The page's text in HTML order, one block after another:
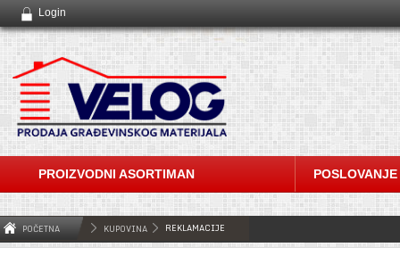
Login
PROIZVODNI ASORTIMAN POSLOVANJE
POČETNA KUPOVINA REKLAMACIJE